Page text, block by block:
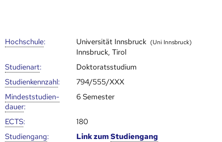
Hoch­schule: Universität Innsbruck (Uni Innsbruck)
Innsbruck, Tirol
Studienart:
Doktoratsstudium
Studien­kenn­zahl:
794/555/XXX
Mindest­studien­
dauer:
6 Semester
ECTS:
180
Studien­gang: Link zumStudien­gang